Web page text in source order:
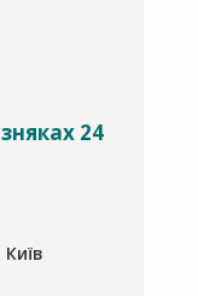
24